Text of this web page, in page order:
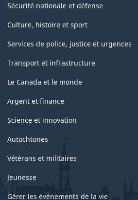
Sécurité nationale et défense
Culture, histoire et sport
Services de police, justice et urgences
Transport et infrastructure
Le Canada et le monde
Argent et finance
Science et innovation
Autochtones
Vétérans et militaires
Jeunesse
Gérer les événements de la vie